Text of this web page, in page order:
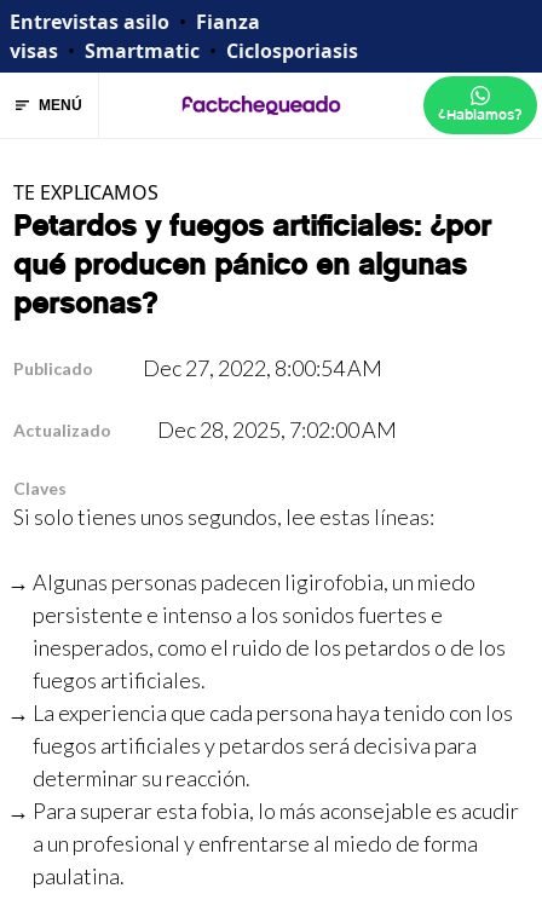
Entrevistas asilo • Fianza
visas • Smartmatic • Ciclosporiasis
MENÚ ¿Hablamos?
TE EXPLICAMOS
Petardos y fuegos artificiales: ¿por
qué producen pánico en algunas
personas?
Publicado Dec 27, 2022, 8:00:54 AM
Actualizado Dec 28, 2025, 7:02:00 AM
Claves
Si solo tienes unos segundos, lee estas líneas:
Algunas personas padecen ligirofobia, un miedo
persistente e intenso a los sonidos fuertes e
inesperados, como el ruido de los petardos o de los
fuegos artificiales.
La experiencia que cada persona haya tenido con los
fuegos artificiales y petardos será decisiva para
determinar su reacción.
Para superar esta fobia, lo más aconsejable es acudir
a un profesional y enfrentarse al miedo de forma
paulatina.